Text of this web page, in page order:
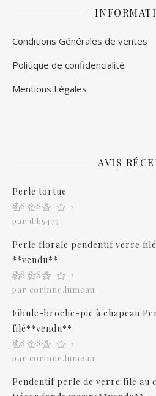
Conditions Générales de ventes
Politique de confidencialité
Mentions Légales
AVIS
Perle tortue
Note 5sur 5
par d.b5475
Perle florale pendentif verre filé
**vendu**
Note5sur 5
par corinne.lumeau
Fibule-broche-pic à chapeau
filé**vendu**
Note5sur 5
par corinne.lumeau
Pendentif perle de verre filé au